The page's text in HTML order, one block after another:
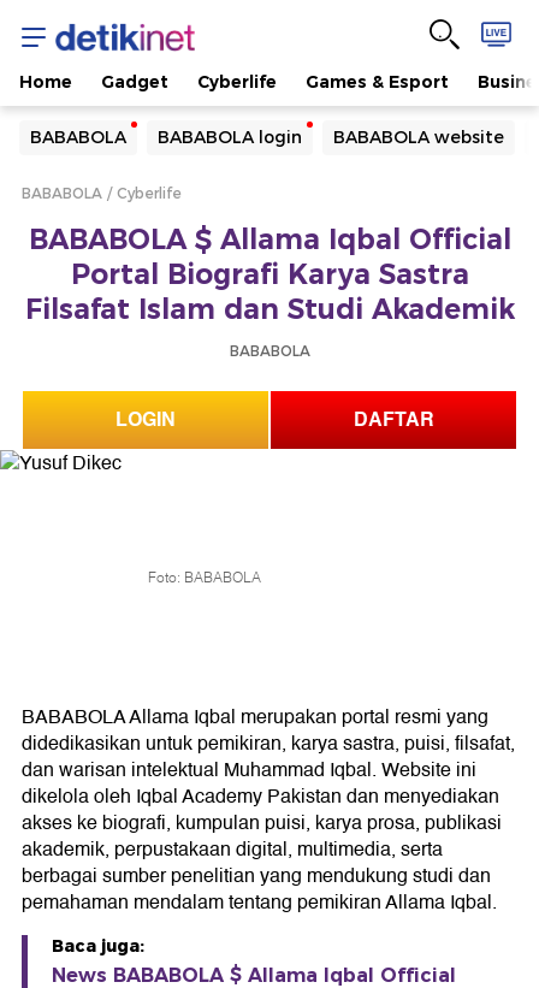
Home Gadget Cyberlife Games & Esport
BABABOLA BABABOLA login BABABOLA website
Yang sedang ramai dicari
Loading...
Loading...
BABABOLA Cyberlife
BABABOLA $ Allama Iqbal Official
Portal Biografi Karya Sastra
Filsafat Islam dan Studi Akademik
BABABOLA
LOGIN DAFTAR
Foto: BABABOLA
BABABOLA Allama Iqbal merupakan portal resmi yang
didedikasikan untuk pemikiran, karya sastra, puisi, filsafat,
dan warisan intelektual Muhammad Iqbal. Website ini
dikelola oleh Iqbal Academy Pakistan dan menyediakan
akses ke biografi, kumpulan puisi, karya prosa, publikasi
akademik, perpustakaan digital, multimedia, serta
berbagai sumber penelitian yang mendukung studi dan
pemahaman mendalam tentang pemikiran Allama Iqbal.
Baca juga:
News BABABOLA $ Allama Iqbal Official